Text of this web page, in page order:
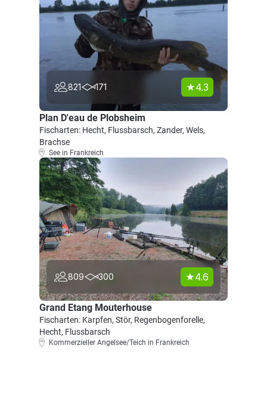
821 171 4.3
Plan D'eau de Plobsheim
Fischarten: Hecht, Flussbarsch, Zander, Wels,
Brachse
See in Frankreich
809 300 4.6
Grand Etang Mouterhouse
Fischarten: Karpfen, Stör, Regenbogenforelle,
Hecht, Flussbarsch
Kommerzieller Angelsee/Teich in Frankreich